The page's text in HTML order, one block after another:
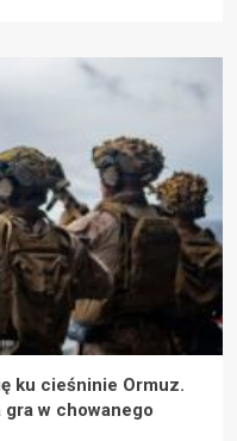
ku cieśninie Ormuz.
w chowanego